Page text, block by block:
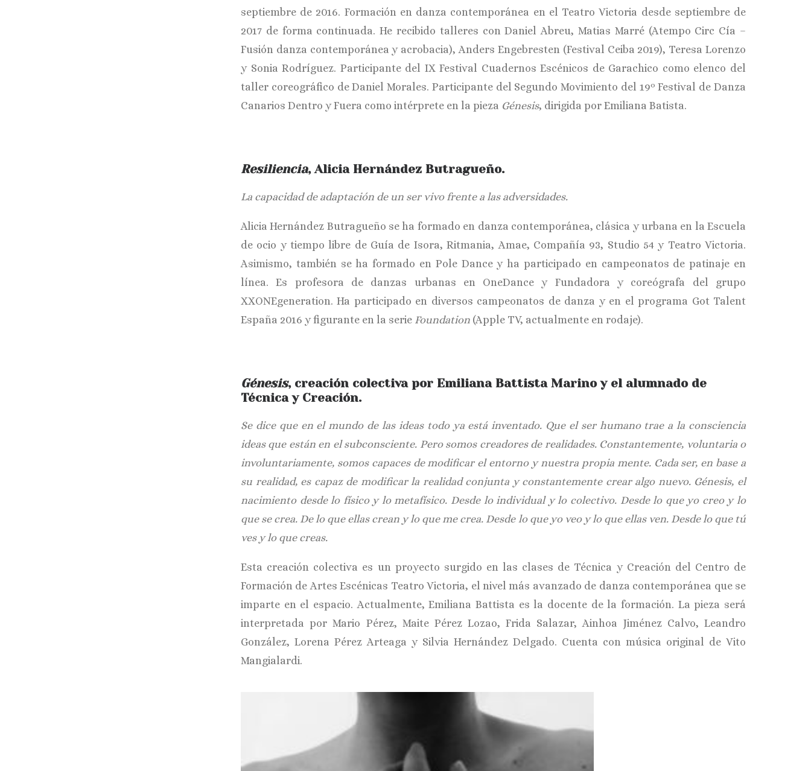
septiembre de 2016. Formación en danza contemporánea en el Teatro Victoria desde septiembre de
2017 de forma continuada. He recibido talleres con Daniel Abreu, Matias Marré (Atempo Circ Cía –
Fusión danza contemporánea y acrobacia), Anders Engebresten (Festival Ceiba 2019), Teresa Lorenzo
y Sonia Rodríguez. Participante del IX Festival Cuadernos Escénicos de Garachico como elenco del
taller coreográfico de Daniel Morales. Participante del Segundo Movimiento del 19º Festival de Danza
Canarios Dentro y Fuera como intérprete en la pieza Génesis, dirigida por Emiliana Batista.
Resiliencia, Alicia Hernández Butragueño.
La capacidad de adaptación de un ser vivo frente a las adversidades.
Alicia Hernández Butragueño se ha formado en danza contemporánea, clásica y urbana en la Escuela
de ocio y tiempo libre de Guía de Isora, Ritmania, Amae, Compañía 93, Studio 54 y Teatro Victoria.
Asimismo, también se ha formado en Pole Dance y ha participado en campeonatos de patinaje en
línea. Es profesora de danzas urbanas en OneDance y Fundadora y coreógrafa del grupo
XXONEgeneration. Ha participado en diversos campeonatos de danza y en el programa Got Talent
España 2016 y figurante en la serie Foundation (Apple TV, actualmente en rodaje).
Génesis, creación colectiva por Emiliana Battista Marino y el alumnado de
Técnica y Creación.
Se dice que en el mundo de las ideas todo ya está inventado. Que el ser humano trae a la consciencia
ideas que están en el subconsciente. Pero somos creadores de realidades. Constantemente, voluntaria o
involuntariamente, somos capaces de modificar el entorno y nuestra propia mente. Cada ser, en base a
su realidad, es capaz de modificar la realidad conjunta y constantemente crear algo nuevo. Génesis, el
nacimiento desde lo físico y lo metafísico. Desde lo individual y lo colectivo. Desde lo que yo creo y lo
que se crea. De lo que ellas crean y lo que me crea. Desde lo que yo veo y lo que ellas ven. Desde lo que tú
ves y lo que creas.
Esta creación colectiva es un proyecto surgido en las clases de Técnica y Creación del Centro de
Formación de Artes Escénicas Teatro Victoria, el nivel más avanzado de danza contemporánea que se
imparte en el espacio. Actualmente, Emiliana Battista es la docente de la formación. La pieza será
interpretada por Mario Pérez, Maite Pérez Lozao, Frida Salazar, Ainhoa Jiménez Calvo, Leandro
González, Lorena Pérez Arteaga y Silvia Hernández Delgado. Cuenta con música original de Vito
Mangialardi.